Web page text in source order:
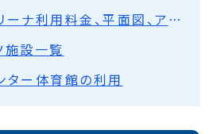
㊆栗林商会アリーナ利用料金、平面図、アクセスマップ
施設一覧
ター体育館の利用